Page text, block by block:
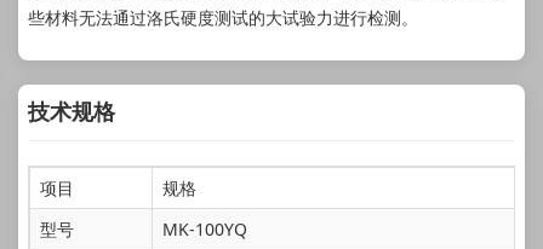
些材料无法通过洛氏硬度测试的大试验力进行检测。
技术规格
项目
规格
型号
MK-100YQ